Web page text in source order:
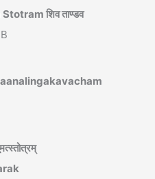
शिव ताण्डव